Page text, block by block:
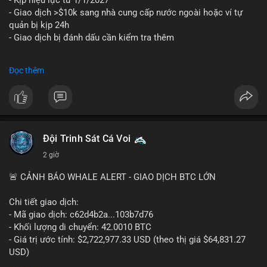
- Giao dịch >$10k sang nhà cung cấp nước ngoài hoặc ví tự
quản bị kịp 24h
- Giao dịch bị đánh dấu cần kiểm tra thêm
#vlikevn #titanbot
📰 Nguồn: Cointelegraph
Đọc thêm
Đội Trinh Sát Cá Voi
2 giờ
🚨 CẢNH BÁO WHALE ALERT - GIAO DỊCH BTC LỚN
Chi tiết giao dịch:
- Mã giao dịch: c62d4b2a...103b7d76
- Khối lượng di chuyển: 42.0010 BTC
- Giá trị ước tính: $2,722,977.33 USD (theo thị giá $64,831.27
USD)